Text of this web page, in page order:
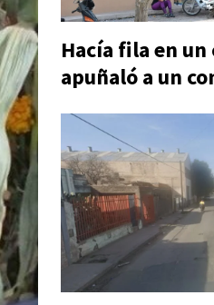
Hacía fila en
apuñaló a un